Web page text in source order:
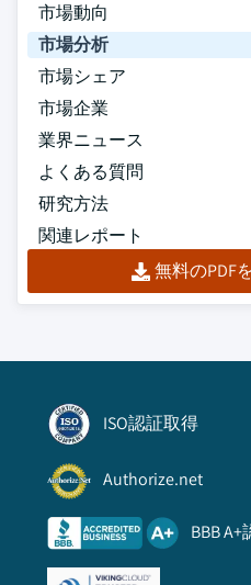
市場動向
市場分析
市場シェア
市場企業
業界ニュース
よくある質問
研究方法
関連レポート
無料のPDF
ISO認証取得
Authorize.net
BBB A+